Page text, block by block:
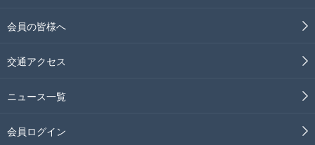
会員の皆様へ
交通アクセス
ニュース一覧
会員ログイン